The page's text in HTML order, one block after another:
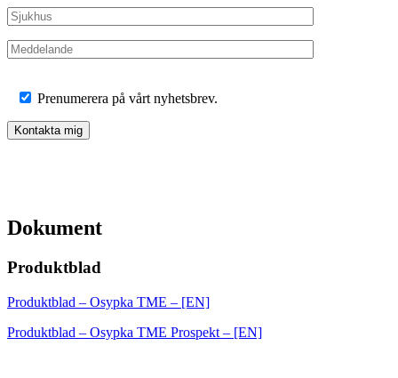
Prenumerera på vårt nyhetsbrev.
Dokument
Produktblad
Produktblad – Osypka TME – [EN]
Produktblad – Osypka TME Prospekt – [EN]